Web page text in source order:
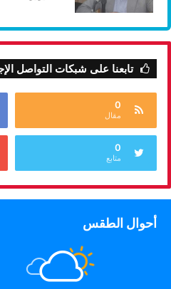
تابعنا على شبكات التواصل
0
مقال
0
متابع
أحوال الطقس